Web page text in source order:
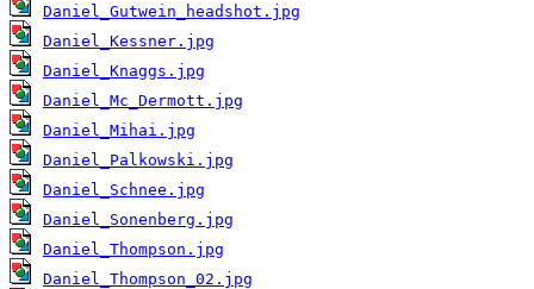
Daniel_Gutwein_headshot.jpg
Daniel_Kessner.jpg
Daniel_Knaggs.jpg
Daniel_Mc_Dermott.jpg
Daniel_Mihai.jpg
Daniel_Palkowski.jpg
Daniel_Schnee.jpg
Daniel_Sonenberg.jpg
Daniel_Thompson.jpg
Daniel_Thompson_02.jpg